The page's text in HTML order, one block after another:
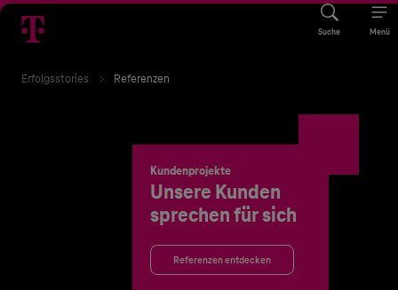
Suche Menü
Erfolgsstories Referenzen
Kundenprojekte
Unsere Kunden
sprechen für sich
Referenzen entdecken